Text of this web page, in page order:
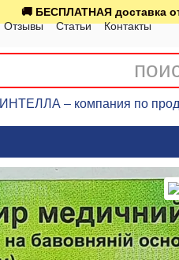
🚚 БЕСПЛАТНАЯ доставка
Отзывы Статьи Контакты
ИНТЕЛЛА – компания по